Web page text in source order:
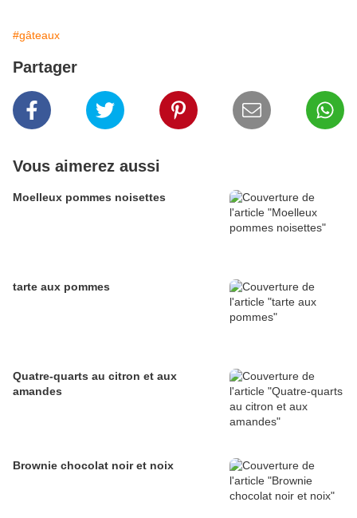
#gâteaux
Partager
Vous aimerez aussi
Moelleux pommes noisettes
tarte aux pommes
Quatre-quarts au citron et aux
amandes
Brownie chocolat noir et noix